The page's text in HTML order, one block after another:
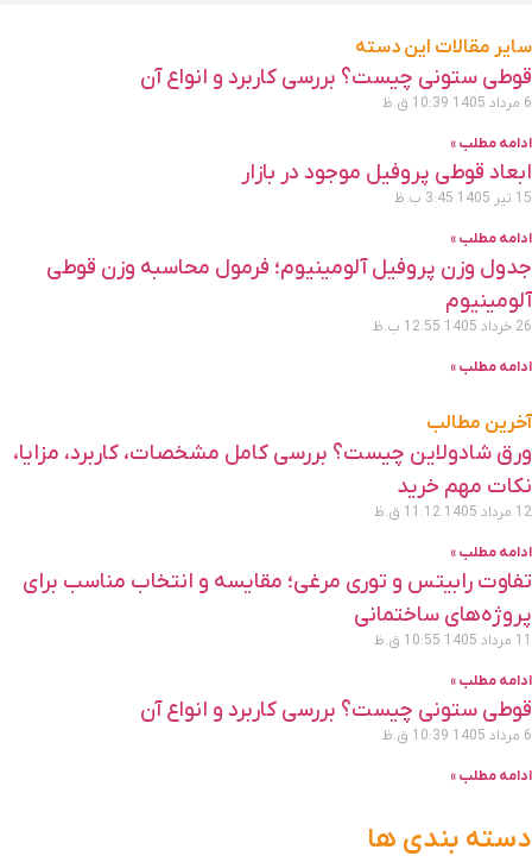
مقالات این دسته
ستونی چیست؟ بررسی کاربرد و انواع آن
1405 10:39 ق.ظ
مطلب »
قوطی پروفیل موجود در بازار
1405 3:45 ب.ظ
مطلب »
وزن پروفیل آلومینیوم؛ فرمول محاسبه وزن قوطی
1405 12:55 ب.ظ
مطلب »
مطالب
شادولاین چیست؟ بررسی کامل مشخصات، کاربرد، مزایا،
مهم خرید
1405 11:12 ق.ظ
مطلب »
رابیتس و توری مرغی؛ مقایسه و انتخاب مناسب برای
ساختمانی
1405 10:55 ق.ظ
مطلب »
ستونی چیست؟ بررسی کاربرد و انواع آن
1405 10:39 ق.ظ
مطلب »
بندی ها